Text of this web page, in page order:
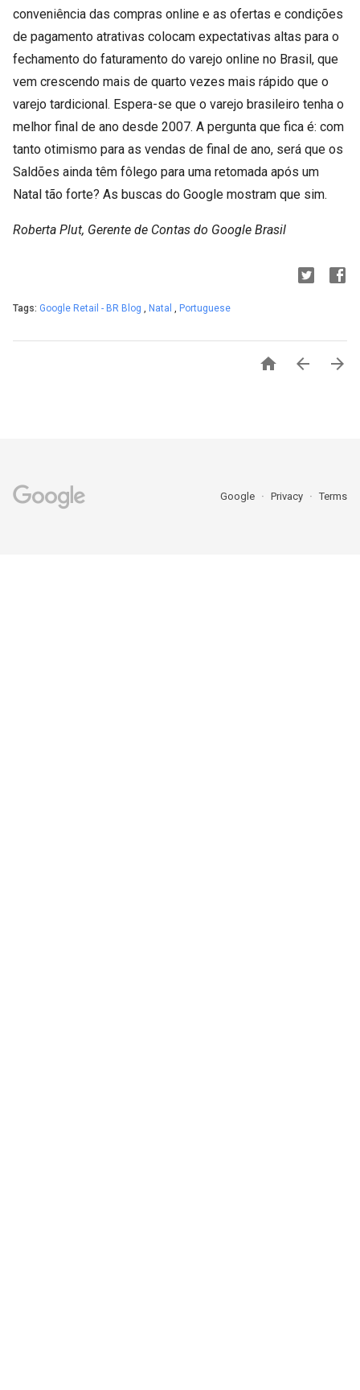
conveniência das compras online e as ofertas e condições
de pagamento atrativas colocam expectativas altas para o
fechamento do faturamento do varejo online no Brasil, que
vem crescendo mais de quarto vezes mais rápido que o
varejo tardicional. Espera-se que o varejo brasileiro tenha o
melhor final de ano desde 2007. A pergunta que fica é: com
tanto otimismo para as vendas de final de ano, será que os
Saldões ainda têm fôlego para uma retomada após um
Natal tão forte? As buscas do Google mostram que sim.
Roberta Plut, Gerente de Contas do Google Brasil
Tags: Google Retail - BR Blog , Natal , Portuguese
  
Google Privacy Terms